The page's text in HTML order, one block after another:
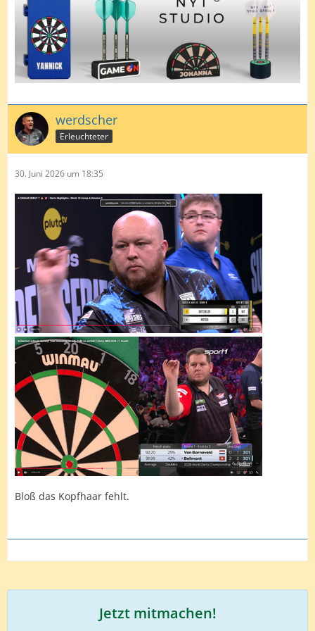
werdscher
Erleuchteter
30. Juni 2026 um 18:35
Bloß das Kopfhaar fehlt.
Jetzt mitmachen!